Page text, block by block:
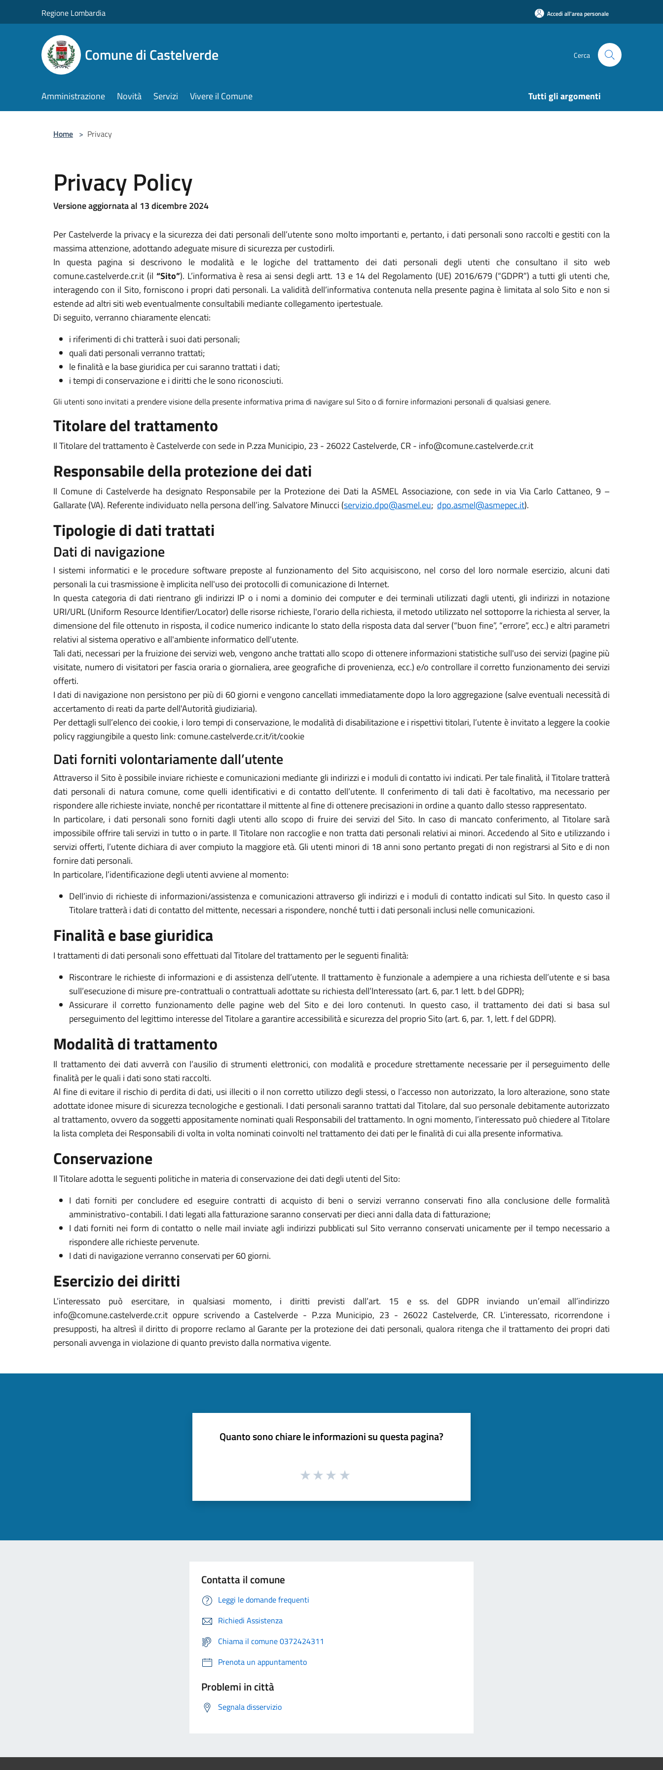
Regione Lombardia Accedi all'area personale
Comune di Castelverde Cerca
Amministrazione Novità Servizi Vivere il Comune Tutti gli argomenti
Home > Privacy
Privacy Policy
Versione aggiornata al 13 dicembre 2024
Per Castelverde la privacy e la sicurezza dei dati personali dell’utente sono molto importanti e, pertanto, i dati personali sono raccolti e gestiti con la
massima attenzione, adottando adeguate misure di sicurezza per custodirli.
In questa pagina si descrivono le modalità e le logiche del trattamento dei dati personali degli utenti che consultano il sito web
comune.castelverde.cr.it (il “Sito”). L’informativa è resa ai sensi degli artt. 13 e 14 del Regolamento (UE) 2016/679 (“GDPR”) a tutti gli utenti che,
interagendo con il Sito, forniscono i propri dati personali. La validità dell’informativa contenuta nella presente pagina è limitata al solo Sito e non si
estende ad altri siti web eventualmente consultabili mediante collegamento ipertestuale.
Di seguito, verranno chiaramente elencati:
i riferimenti di chi tratterà i suoi dati personali;
quali dati personali verranno trattati;
le finalità e la base giuridica per cui saranno trattati i dati;
i tempi di conservazione e i diritti che le sono riconosciuti.
Gli utenti sono invitati a prendere visione della presente informativa prima di navigare sul Sito o di fornire informazioni personali di qualsiasi genere.
Titolare del trattamento
Il Titolare del trattamento è Castelverde con sede in P.zza Municipio, 23 - 26022 Castelverde, CR - info@comune.castelverde.cr.it
Responsabile della protezione dei dati
Il Comune di Castelverde ha designato Responsabile per la Protezione dei Dati la ASMEL Associazione, con sede in via Via Carlo Cattaneo, 9 –
Gallarate (VA). Referente individuato nella persona dell’ing. Salvatore Minucci (servizio.dpo@asmel.eu; dpo.asmel@asmepec.it).
Tipologie di dati trattati
Dati di navigazione
I sistemi informatici e le procedure software preposte al funzionamento del Sito acquisiscono, nel corso del loro normale esercizio, alcuni dati
personali la cui trasmissione è implicita nell'uso dei protocolli di comunicazione di Internet.
In questa categoria di dati rientrano gli indirizzi IP o i nomi a dominio dei computer e dei terminali utilizzati dagli utenti, gli indirizzi in notazione
URI/URL (Uniform Resource Identifier/Locator) delle risorse richieste, l'orario della richiesta, il metodo utilizzato nel sottoporre la richiesta al server, la
dimensione del file ottenuto in risposta, il codice numerico indicante lo stato della risposta data dal server (“buon fine”, “errore”, ecc.) e altri parametri
relativi al sistema operativo e all'ambiente informatico dell'utente.
Tali dati, necessari per la fruizione dei servizi web, vengono anche trattati allo scopo di ottenere informazioni statistiche sull'uso dei servizi (pagine più
visitate, numero di visitatori per fascia oraria o giornaliera, aree geografiche di provenienza, ecc.) e/o controllare il corretto funzionamento dei servizi
offerti.
I dati di navigazione non persistono per più di 60 giorni e vengono cancellati immediatamente dopo la loro aggregazione (salve eventuali necessità di
accertamento di reati da parte dell'Autorità giudiziaria).
Per dettagli sull’elenco dei cookie, i loro tempi di conservazione, le modalità di disabilitazione e i rispettivi titolari, l’utente è invitato a leggere la cookie
policy raggiungibile a questo link: comune.castelverde.cr.it/it/cookie
Dati forniti volontariamente dall’utente
Attraverso il Sito è possibile inviare richieste e comunicazioni mediante gli indirizzi e i moduli di contatto ivi indicati. Per tale finalità, il Titolare tratterà
dati personali di natura comune, come quelli identificativi e di contatto dell’utente. Il conferimento di tali dati è facoltativo, ma necessario per
rispondere alle richieste inviate, nonché per ricontattare il mittente al fine di ottenere precisazioni in ordine a quanto dallo stesso rappresentato.
In particolare, i dati personali sono forniti dagli utenti allo scopo di fruire dei servizi del Sito. In caso di mancato conferimento, al Titolare sarà
impossibile offrire tali servizi in tutto o in parte. Il Titolare non raccoglie e non tratta dati personali relativi ai minori. Accedendo al Sito e utilizzando i
servizi offerti, l’utente dichiara di aver compiuto la maggiore età. Gli utenti minori di 18 anni sono pertanto pregati di non registrarsi al Sito e di non
fornire dati personali.
In particolare, l’identificazione degli utenti avviene al momento:
Dell’invio di richieste di informazioni/assistenza e comunicazioni attraverso gli indirizzi e i moduli di contatto indicati sul Sito. In questo caso il
Titolare tratterà i dati di contatto del mittente, necessari a rispondere, nonché tutti i dati personali inclusi nelle comunicazioni.
Finalità e base giuridica
I trattamenti di dati personali sono effettuati dal Titolare del trattamento per le seguenti finalità:
Riscontrare le richieste di informazioni e di assistenza dell’utente. Il trattamento è funzionale a adempiere a una richiesta dell’utente e si basa
sull’esecuzione di misure pre-contrattuali o contrattuali adottate su richiesta dell’Interessato (art. 6, par.1 lett. b del GDPR);
Assicurare il corretto funzionamento delle pagine web del Sito e dei loro contenuti. In questo caso, il trattamento dei dati si basa sul
perseguimento del legittimo interesse del Titolare a garantire accessibilità e sicurezza del proprio Sito (art. 6, par. 1, lett. f del GDPR).
Modalità di trattamento
Il trattamento dei dati avverrà con l’ausilio di strumenti elettronici, con modalità e procedure strettamente necessarie per il perseguimento delle
finalità per le quali i dati sono stati raccolti.
Al fine di evitare il rischio di perdita di dati, usi illeciti o il non corretto utilizzo degli stessi, o l’accesso non autorizzato, la loro alterazione, sono state
adottate idonee misure di sicurezza tecnologiche e gestionali. I dati personali saranno trattati dal Titolare, dal suo personale debitamente autorizzato
al trattamento, ovvero da soggetti appositamente nominati quali Responsabili del trattamento. In ogni momento, l’interessato può chiedere al Titolare
la lista completa dei Responsabili di volta in volta nominati coinvolti nel trattamento dei dati per le finalità di cui alla presente informativa.
Conservazione
Il Titolare adotta le seguenti politiche in materia di conservazione dei dati degli utenti del Sito:
I dati forniti per concludere ed eseguire contratti di acquisto di beni o servizi verranno conservati fino alla conclusione delle formalità
amministrativo-contabili. I dati legati alla fatturazione saranno conservati per dieci anni dalla data di fatturazione;
I dati forniti nei form di contatto o nelle mail inviate agli indirizzi pubblicati sul Sito verranno conservati unicamente per il tempo necessario a
rispondere alle richieste pervenute.
I dati di navigazione verranno conservati per 60 giorni.
Esercizio dei diritti
L’interessato può esercitare, in qualsiasi momento, i diritti previsti dall’art. 15 e ss. del GDPR inviando un’email all’indirizzo
info@comune.castelverde.cr.it oppure scrivendo a Castelverde - P.zza Municipio, 23 - 26022 Castelverde, CR. L’interessato, ricorrendone i
presupposti, ha altresì il diritto di proporre reclamo al Garante per la protezione dei dati personali, qualora ritenga che il trattamento dei propri dati
personali avvenga in violazione di quanto previsto dalla normativa vigente.
Quanto sono chiare le informazioni su questa pagina?
Contatta il comune
Leggi le domande frequenti
Richiedi Assistenza
Chiama il comune 0372424311
Prenota un appuntamento
Problemi in città
Segnala disservizio